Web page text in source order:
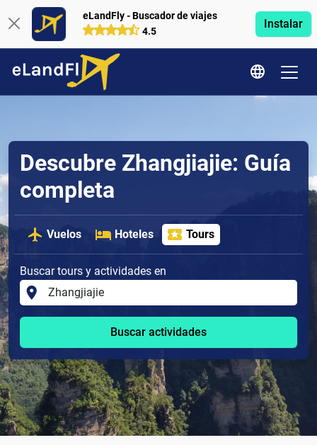
eLandFly - Buscador de viajes
4.5
Instalar
Descubre Zhangjiajie: Guía
completa
Vuelos Hoteles Tours
Buscar tours y actividades en
Buscar actividades